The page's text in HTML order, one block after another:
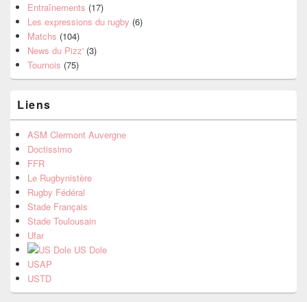
Entraînements (17)
Les expressions du rugby (6)
Matchs (104)
News du Pizz' (3)
Tournois (75)
Liens
ASM Clermont Auvergne
Doctissimo
FFR
Le Rugbynistère
Rugby Fédéral
Stade Français
Stade Toulousain
Ufar
US Dole
USAP
USTD